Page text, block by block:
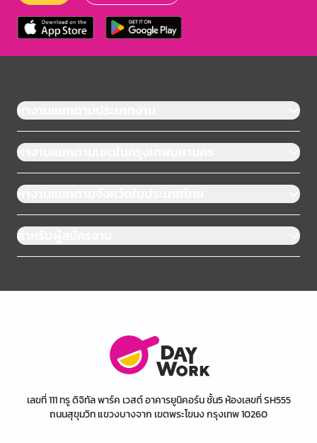
หางานแยกตามประเภทงาน
หางานแยกตามเขตในกรุงเทพมหานคร
หางานแยกตามจังหวัดในประเทศไทย
สำหรับผู้สมัครงาน
เลขที่ 111 ทรู ดิจิทัล พาร์ค เวสต์ อาคารยูนิคอร์น ชั้น5 ห้องเลขที่ SH555
ถนนสุขุมวิท แขวงบางจาก เขตพระโขนง กรุงเทพ 10260